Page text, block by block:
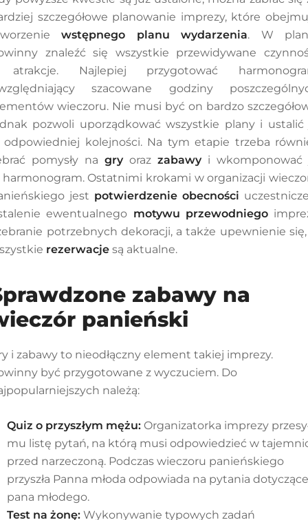
szczegółowe planowanie imprezy, które
wstępnego planu wydarzenia. W
znaleźć się wszystkie przewidywane
Najlepiej przygotować
szacowane godziny
wieczoru. Nie musi być on bardzo
pozwoli uporządkować wszystkie plany i ustalić
odpowiedniej kolejności. Na tym etapie trzeba
pomysły na gryoraz zabawyi wkomponować
harmonogram. Ostatnimi krokami w organizacji
jest potwierdzenie obecności
ewentualnego motywu przewodniego
potrzebnych dekoracji, a także upewnienie
rezerwacje są aktualne.
zabawy na
panieński
i zabawy to nieodłączny element takiej imprezy.
być przygotowane z wyczuciem. Do
należą:
Quiz o przyszłym mężu: Organizatorka imprezy
mu listę pytań, na którą musi odpowiedzieć w
przed narzeczoną. Podczas wieczoru panieńskiego
przyszła Panna młoda odpowiada na pytania dotyczące
pana młodego.
Test na żonę: Wykonywanie typowych zadań